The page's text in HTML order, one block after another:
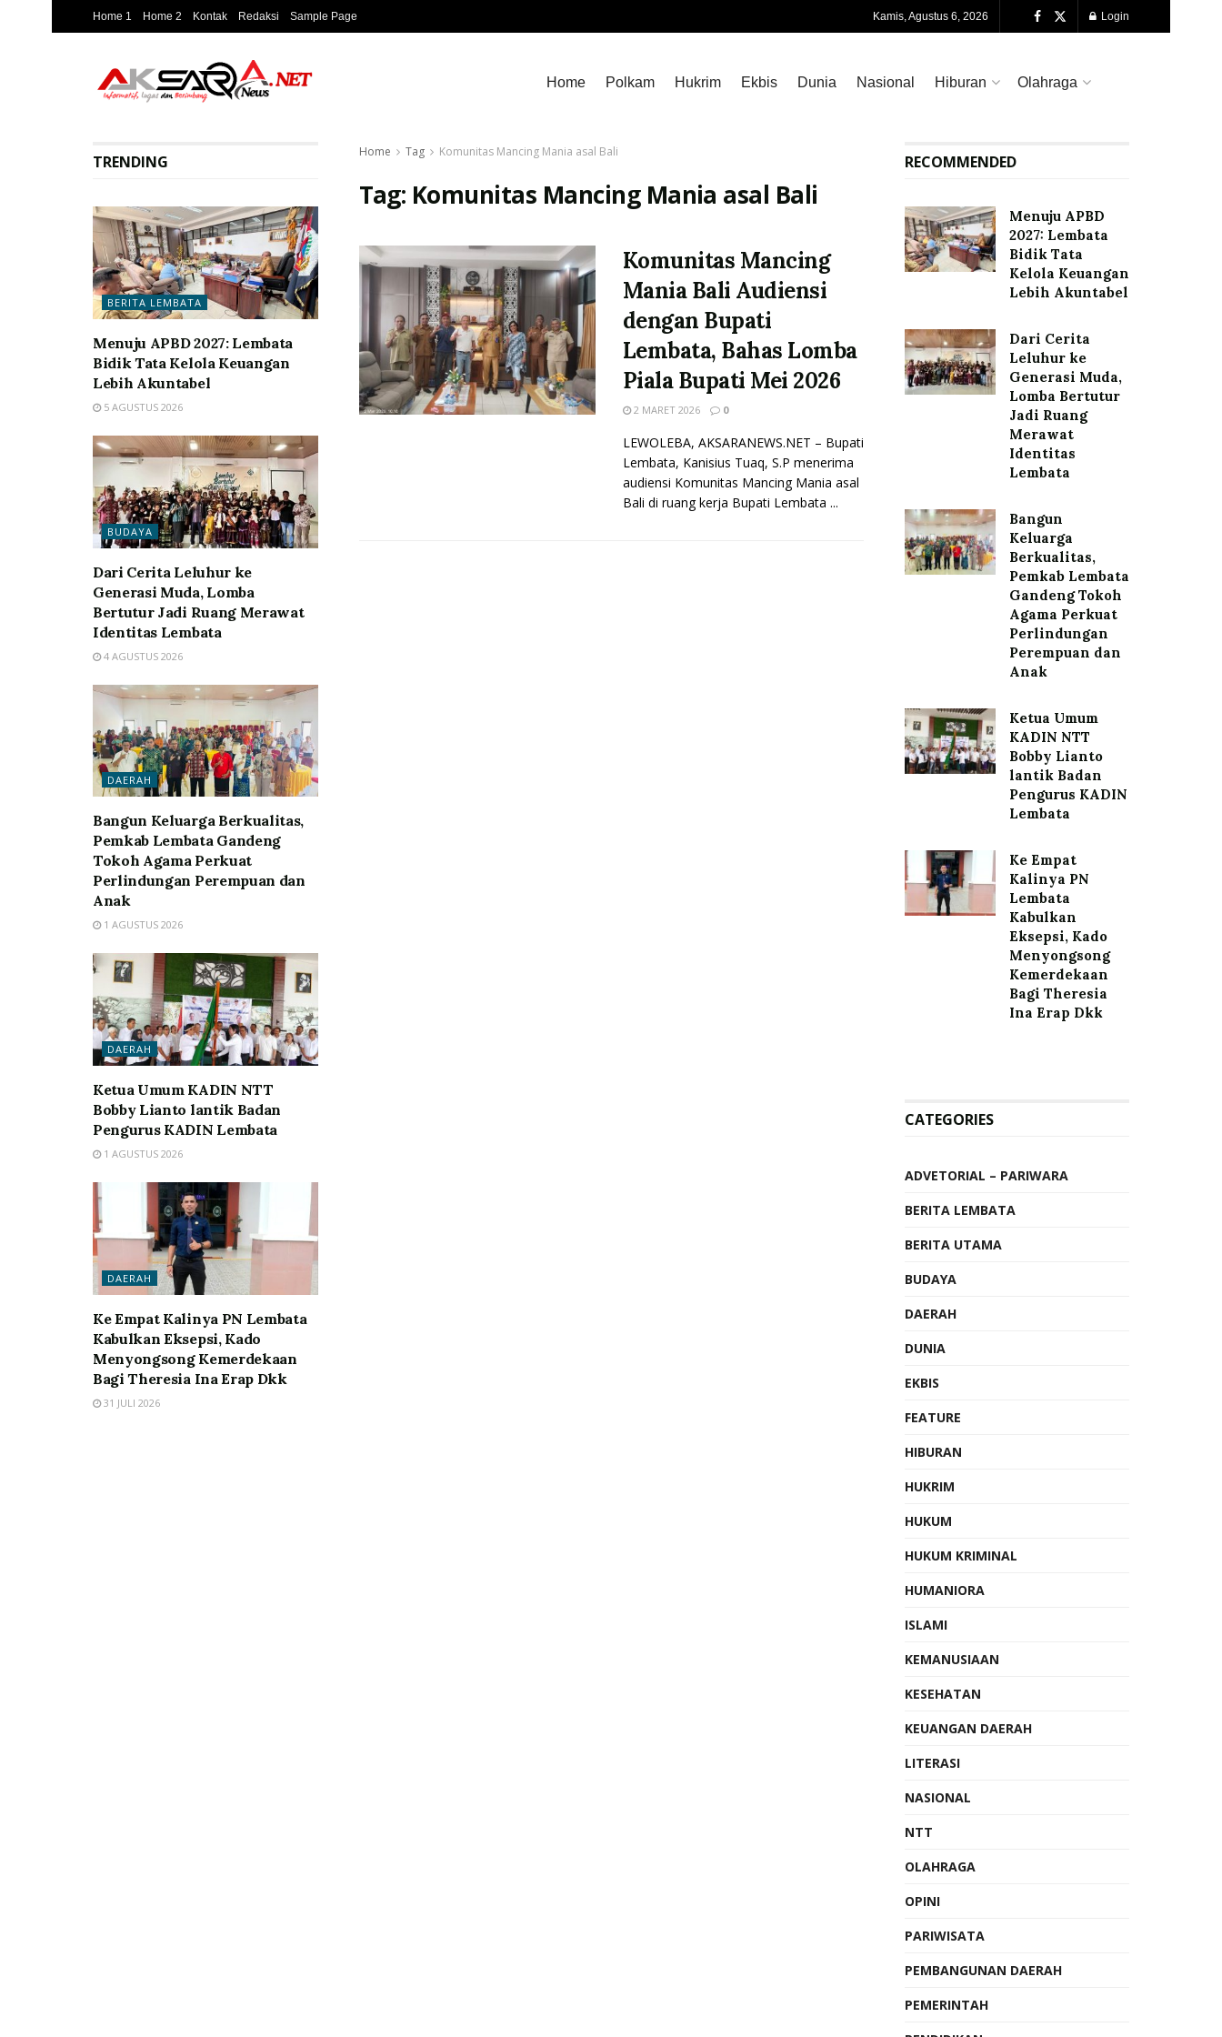
Home 1 Home 2 Kontak Redaksi Sample Page Kamis, Agustus 6, 2026 Login
Home Polkam Hukrim Ekbis Dunia Nasional Hiburan Olahraga
Home Tag Komunitas Mancing Mania asal Bali
Tag: Komunitas Mancing Mania asal Bali
Komunitas Mancing
Mania Bali Audiensi
dengan Bupati
Lembata, Bahas Lomba
Piala Bupati Mei 2026
2 MARET 2026 0
LEWOLEBA, AKSARANEWS.NET – Bupati
Lembata, Kanisius Tuaq, S.P menerima
audiensi Komunitas Mancing Mania asal
Bali di ruang kerja Bupati Lembata ...
TRENDING
BERITA LEMBATA
Menuju APBD 2027: Lembata
Bidik Tata Kelola Keuangan
Lebih Akuntabel
5 AGUSTUS 2026
BUDAYA
Dari Cerita Leluhur ke
Generasi Muda, Lomba
Bertutur Jadi Ruang Merawat
Identitas Lembata
4 AGUSTUS 2026
DAERAH
Bangun Keluarga Berkualitas,
Pemkab Lembata Gandeng
Tokoh Agama Perkuat
Perlindungan Perempuan dan
Anak
1 AGUSTUS 2026
DAERAH
Ketua Umum KADIN NTT
Bobby Lianto lantik Badan
Pengurus KADIN Lembata
1 AGUSTUS 2026
DAERAH
Ke Empat Kalinya PN Lembata
Kabulkan Eksepsi, Kado
Menyongsong Kemerdekaan
Bagi Theresia Ina Erap Dkk
31 JULI 2026
RECOMMENDED
Menuju APBD
2027: Lembata
Bidik Tata
Kelola Keuangan
Lebih Akuntabel
Dari Cerita
Leluhur ke
Generasi Muda,
Lomba Bertutur
Jadi Ruang
Merawat
Identitas
Lembata
Bangun
Keluarga
Berkualitas,
Pemkab Lembata
Gandeng Tokoh
Agama Perkuat
Perlindungan
Perempuan dan
Anak
Ketua Umum
KADIN NTT
Bobby Lianto
lantik Badan
Pengurus KADIN
Lembata
Ke Empat
Kalinya PN
Lembata
Kabulkan
Eksepsi, Kado
Menyongsong
Kemerdekaan
Bagi Theresia
Ina Erap Dkk
CATEGORIES
ADVETORIAL – PARIWARA
BERITA LEMBATA
BERITA UTAMA
BUDAYA
DAERAH
DUNIA
EKBIS
FEATURE
HIBURAN
HUKRIM
HUKUM
HUKUM KRIMINAL
HUMANIORA
ISLAMI
KEMANUSIAAN
KESEHATAN
KEUANGAN DAERAH
LITERASI
NASIONAL
NTT
OLAHRAGA
OPINI
PARIWISATA
PEMBANGUNAN DAERAH
PEMERINTAH